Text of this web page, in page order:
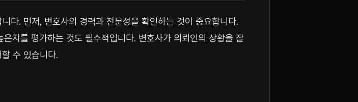
다. 먼저, 변호사의 경력과 전문성을 확인하는 것이 중요합니다.
지를 평가하는 것도 필수적입니다. 변호사가 의뢰인의 상황을 잘
수 있습니다.